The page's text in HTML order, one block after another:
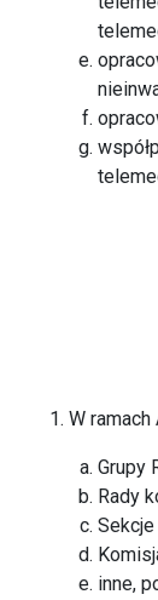
1. W
Grupy
Rady
Sekcje
inne,